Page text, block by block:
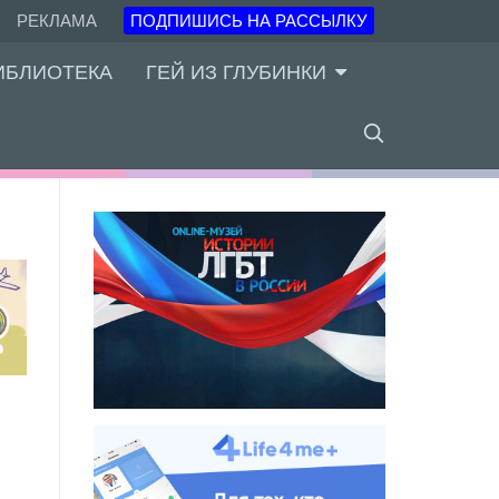
РЕКЛАМА ПОДПИШИСЬ НА РАССЫЛКУ
ГЕЙ ИЗ ГЛУБИНКИ